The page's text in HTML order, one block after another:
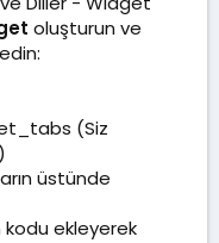
oluşturun ve
(Siz
üstünde
kodu ekleyerek